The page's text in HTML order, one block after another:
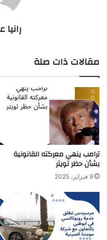
رانيا
مقالات ذات صلة
ترامب ينهي معركته القانونية
بشأن حظر تويتر
9 فبراير، 2025